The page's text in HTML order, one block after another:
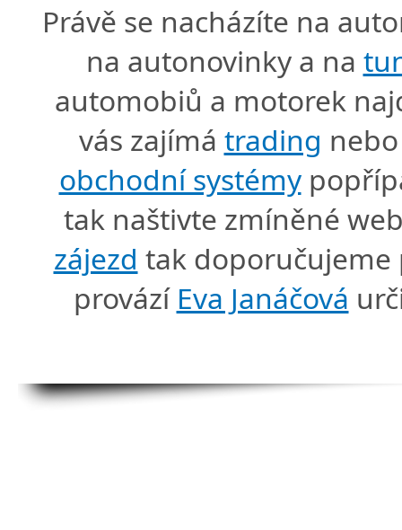
Právě se nacházíte na
na autonovinky a na
automobiů a motorek
vás zajímá trading
obchodní systémy
tak naštivte zmíněné
zájezd tak doporučujeme
provází Eva Janáčová